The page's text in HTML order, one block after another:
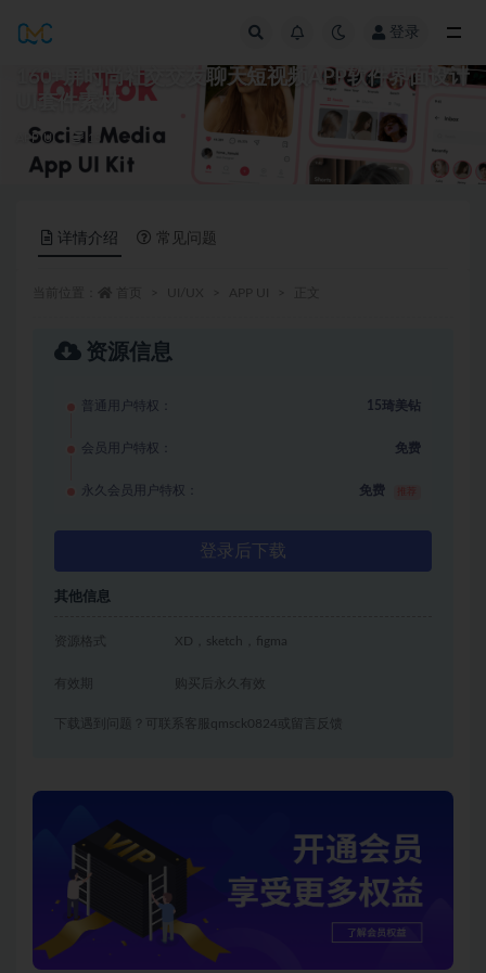
登录
160+屏时尚社交交友聊天短视频APP软件界面设计
UI套件素材
APP UI 15
详情介绍 常见问题
资源信息
普通用户特权： 15琦美钻
会员用户特权： 免费
永久会员用户特权： 免费
登录后下载
其他信息
资源格式 XD，sketch，figma
有效期 购买后永久有效
下载遇到问题？可联系客服qmsck0824或留言反馈